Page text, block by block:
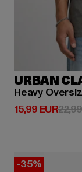
URBAN
Heavy
15,99 EUR
Derzeitiger
-35%